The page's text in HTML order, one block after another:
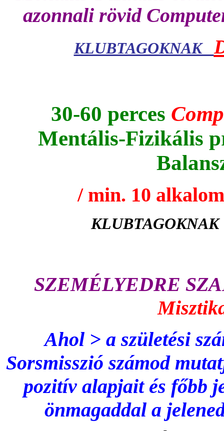
azonnali rövid
KLUBTAGOKNAK
30-60 perces
Mentális-Fizikális
/ min. 10
SZEMÉLYEDRE
Ahol > a születési
Sorsmisszió számod
pozitív alapjait és főbb
önmagaddal a